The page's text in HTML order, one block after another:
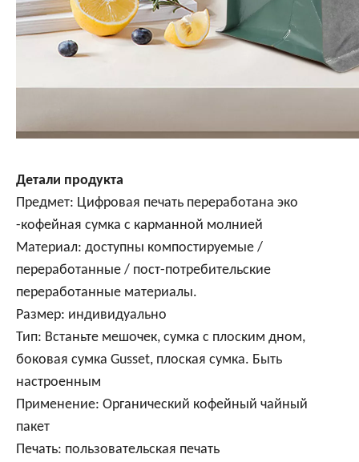
Детали продукта
Предмет: Цифровая печать переработана эко
-кофейная сумка с карманной молнией
Материал: доступны компостируемые /
переработанные / пост-потребительские
переработанные материалы.
Размер: индивидуально
Тип: Встаньте мешочек, сумка с плоским дном,
боковая сумка Gusset, плоская сумка. Быть
настроенным
Применение: Органический кофейный чайный
пакет
Печать: пользовательская печать